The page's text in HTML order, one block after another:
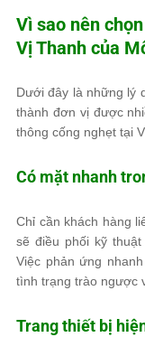
Vì sao nên
Vị Thanh của
Dưới đây là những lý
thành đơn vị được
thông cống nghẹt tại
Có mặt nhanh
Chỉ cần khách hàng
sẽ điều phối kỹ
Việc phản ứng
tình trạng trào ngược
Trang thiết bị